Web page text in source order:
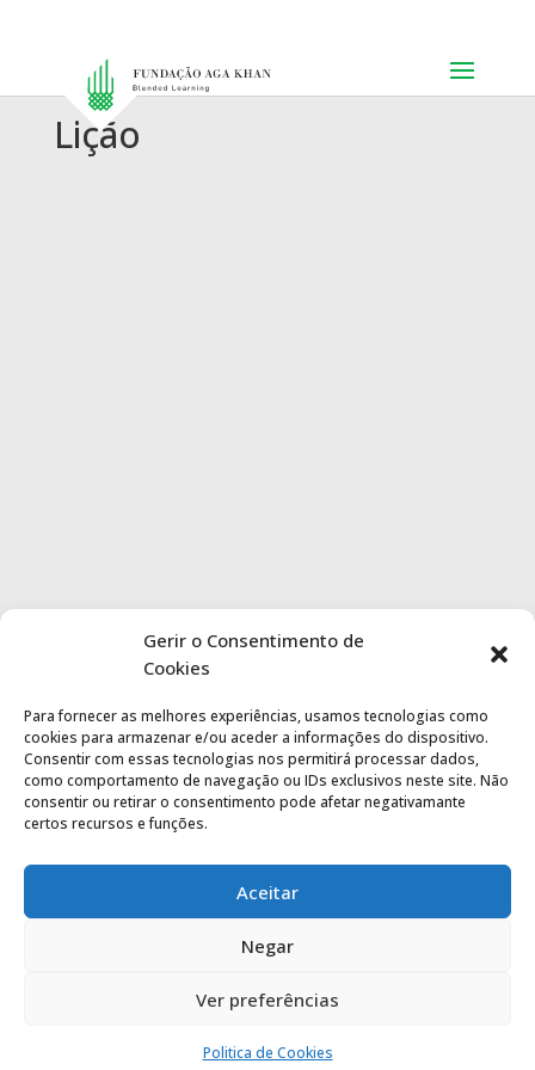
Gerir o Consentimento de
Cookies
Para fornecer as melhores experiências, usamos tecnologias como
cookies para armazenar e/ou aceder a informações do dispositivo.
Consentir com essas tecnologias nos permitirá processar dados,
como comportamento de navegação ou IDs exclusivos neste site. Não
consentir ou retirar o consentimento pode afetar negativamante
certos recursos e funções.
Aceitar
Negar
Ver preferências
Politica de Cookies
Lição
Politica de privacidade